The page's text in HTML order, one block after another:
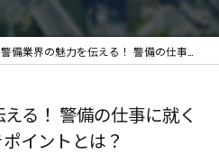
警備業界の魅力を伝える！ 警備の仕事に就く際に知っておくべきポイントとは？
る！ 警備の仕事に就く
イントとは？